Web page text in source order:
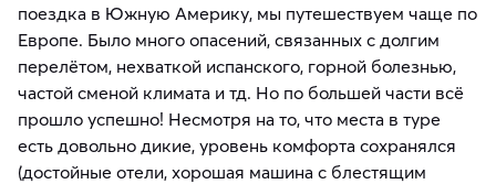
поездка в Южную Америку, мы путешествуем чаще по
Европе. Было много опасений, связанных с долгим
перелётом, нехваткой испанского, горной болезнью,
частой сменой климата и тд. Но по большей части всё
прошло успешно! Несмотря на то, что места в туре
есть довольно дикие, уровень комфорта сохранялся
(достойные отели, хорошая машина с блестящим